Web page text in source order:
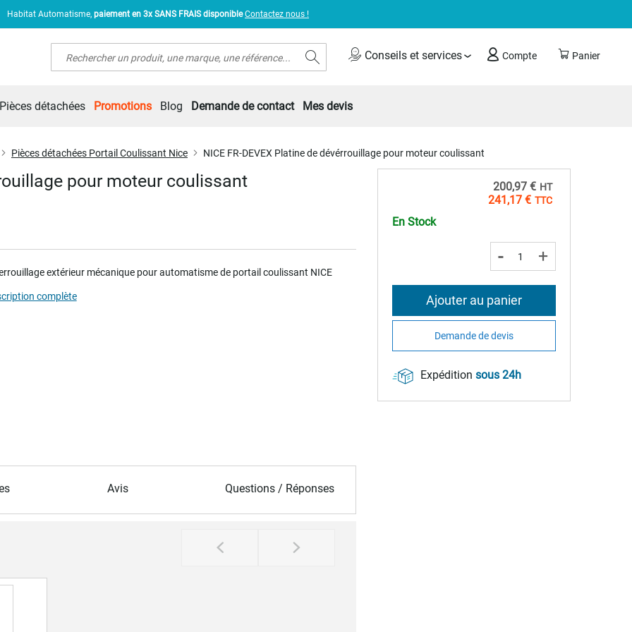
Habitat Automatisme, paiement en 3x SANS FRAIS disponible Contactez nous !
Panier
Conseils et services Compte
Rechercher
Pièces détachées Promotions Blog Demande de contact Mes devis
Pièces détachées Portail Coulissant Nice NICE FR-DEVEX Platine de dévérrouillage pour moteur coulissant
pour moteur coulissant
extérieur mécanique pour automatisme de portail coulissant NICE
complète
Avis Questions / Réponses
241,17 €
200,97 €
En Stock
- +
Ajouter au panier
Demande de devis
Expédition sous 24h